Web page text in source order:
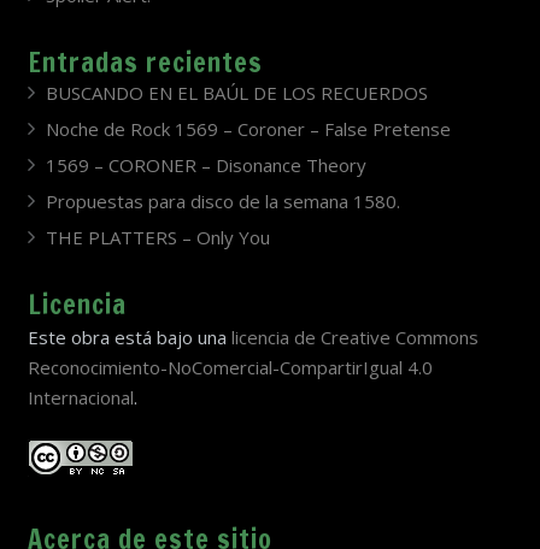
Entradas recientes
BUSCANDO EN EL BAÚL DE LOS RECUERDOS
Noche de Rock 1569 – Coroner – False Pretense
1569 – CORONER – Disonance Theory
Propuestas para disco de la semana 1580.
THE PLATTERS – Only You
Licencia
Este obra está bajo una licencia de Creative Commons
Reconocimiento-NoComercial-CompartirIgual 4.0
Internacional.
Acerca de este sitio